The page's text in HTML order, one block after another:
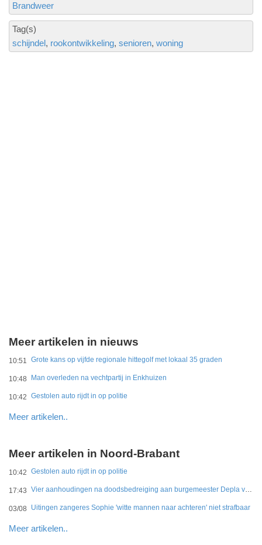
Brandweer
Tag(s)
schijndel rookontwikkeling senioren woning
Meer artikelen in nieuws
10:51 Grote kans op vijfde regionale hittegolf met lokaal 35 graden
10:48 Man overleden na vechtpartij in Enkhuizen
10:42 Gestolen auto rijdt in op politie
Meer artikelen..
Meer artikelen in Noord-Brabant
10:42 Gestolen auto rijdt in op politie
17:43 Vier aanhoudingen na doodsbedreiging aan burgemeester Depla van Breda
03/08 Uitingen zangeres Sophie 'witte mannen naar achteren' niet strafbaar
Meer artikelen..